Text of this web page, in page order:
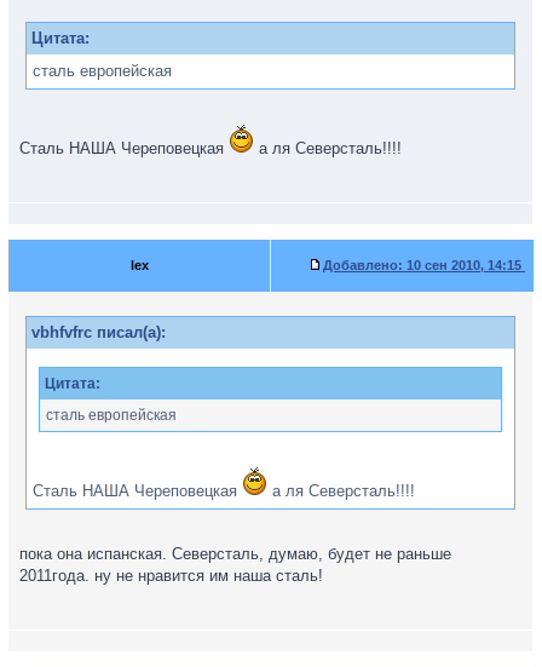
Цитата:
сталь европейская
Сталь НАША Череповецкая а ля Северсталь!!!!
lex Добавлено: 10 сен 2010, 14:15
vbhfvfrc писал(а):
Цитата:
сталь европейская
Сталь НАША Череповецкая а ля Северсталь!!!!
пока она испанская. Северсталь, думаю, будет не раньше
2011года. ну не нравится им наша сталь!